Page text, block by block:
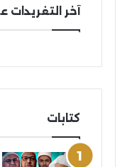
آخر التغريدات
كتابات